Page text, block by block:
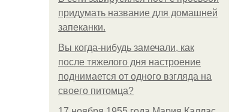
придумать название для домашней
запеканки.
Вы когда-нибудь замечали, как
после тяжелого дня настроение
поднимается от одного взгляда на
своего питомца?